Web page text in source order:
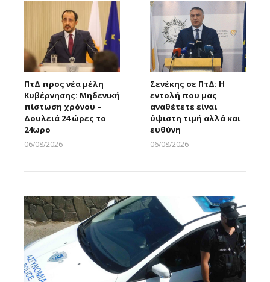
ΠτΔ προς νέα μέλη
Κυβέρνησης: Μηδενική
πίστωση χρόνου –
Δουλειά 24 ώρες το
24ωρο
06/08/2026
Σενέκης σε ΠτΔ: Η
εντολή που μας
αναθέτετε είναι
ύψιστη τιμή αλλά και
ευθύνη
06/08/2026